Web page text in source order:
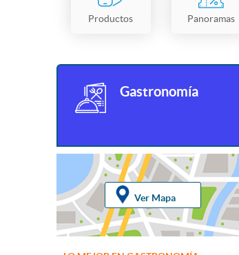
Productos Panoramas
Gastronomía
Ver Mapa